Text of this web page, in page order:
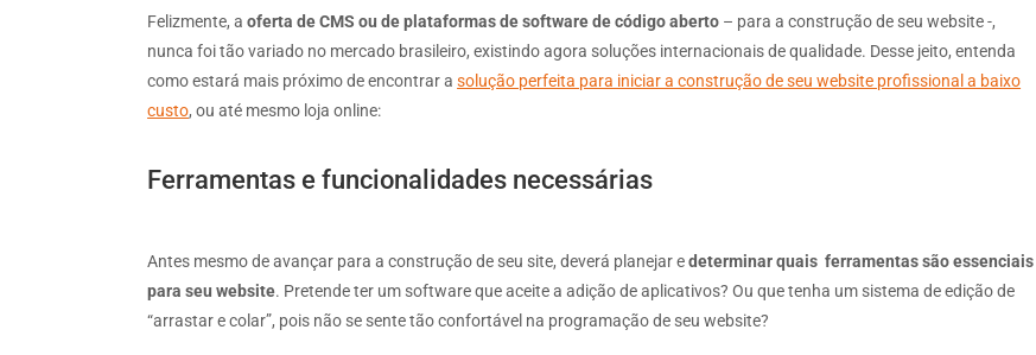
Felizmente, aoferta de CMS ou de plataformas de software de código aberto – para a construção de seu website -,
nunca foi tão variado no mercado brasileiro, existindo agora soluções internacionais de qualidade. Desse jeito, entenda
como estará mais próximo de encontrar asolução perfeita para iniciar a construção de seu website profissional a baixo
custo, ou até mesmo loja online:
Ferramentas e funcionalidades necessárias
Antes mesmo de avançar para a construção de seu site, deverá planejar edeterminar quais ferramentas são essenciais
para seu website. Pretende ter um software que aceite a adição de aplicativos? Ou que tenha um sistema de edição de
“arrastar e colar”, pois não se sente tão confortável na programação de seu website?